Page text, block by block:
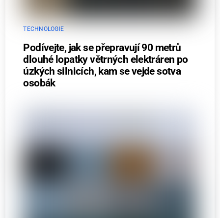
TECHNOLOGIE
Podívejte, jak se přepravují 90 metrů
dlouhé lopatky větrných elektráren po
úzkých silnicích, kam se vejde sotva
osobák